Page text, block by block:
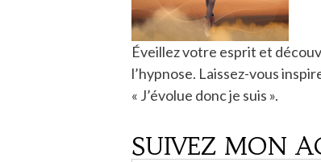
Éveillez votre esprit et
l’hypnose. Laissez-vous
« J’évolue donc je suis ».
SUIVEZ MON